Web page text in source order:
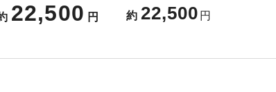
22,500 円 約 22,500 円